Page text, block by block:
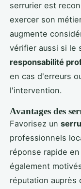
serrurier est
exercer son
augmente
vérifier aussi si le
responsabilité
en cas d'erreurs
l'intervention.
Avantages des
Favorisez un
professionnels
réponse rapide
également
réputation auprès